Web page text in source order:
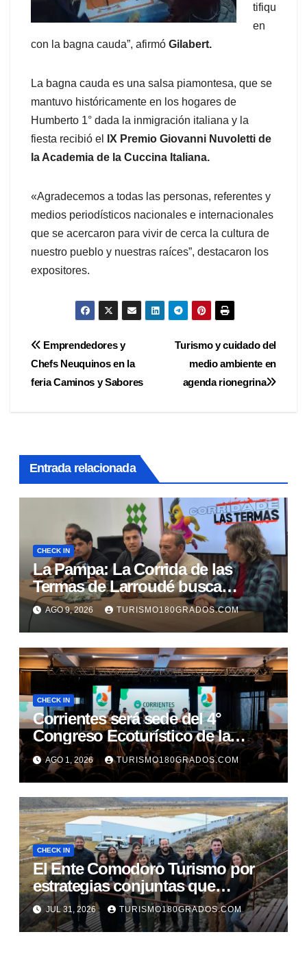
tifiqu
en
con la bagna cauda”, afirmó Gilabert.
La bagna cauda es una salsa piamontesa, que se
mantuvo históricamente en los hogares de
Humberto 1° dada la inmigración italiana y la
fiesta recibió el
IX Premio Giovanni Nuvoletti de
la Academia de la Cuccina Italiana.
«Agradecemos a todas las personas, referentes y
medios periodísticos nacionales e internacionales
que se acercaron para vivir de cerca la cultura de
nuestro pueblo y nuestras raíces”, destacaron los
expositores.
Navegación
de
Turismo y cuidado del
medio ambiente en
agenda rionegrina
Emprendedores y
Chefs Neuquinos en la
feria Caminos y Sabores
Entrada relacionada
CHECK IN
La Pampa: La Corrida de las
Termas de Larroudé busca
duplicar sus participantes
AGO 9, 2026 TURISMO180GRADOS.COM
CHECK IN
Corrientes será sede del 4°
Congreso Ecoturístico de la
Región Litoral
AGO 1, 2026 TURISMO180GRADOS.COM
CHECK IN
El Ente Comodoro Turismo por
estrategias conjuntas que
fortalezcan la actividad en la
región
JUL 31, 2026 TURISMO180GRADOS.COM